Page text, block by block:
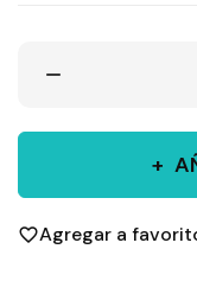
remove
favorite_borderAgregar a